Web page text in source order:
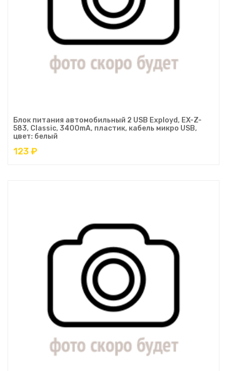
Блок питания автомобильный 2 USB Exployd, EX-Z-
583, Classic, 3400mA, пластик, кабель микро USB,
цвет: белый
123 ₽